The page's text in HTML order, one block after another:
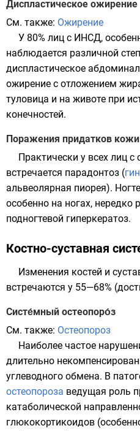
Диспластическое ожирение
См. также: Ожирение
У 80% лиц с ИНСД,
наблюдается различной
диспластическое
ожирение с отложением
туловица и на животе при
конечностей.
Поражения придатков кожи
Практически у всех лиц
встречается парадонтоз (
альвеолярная пиорея).
особенно на ногах, нередко
подногтевой гиперкератоз.
Костно-суставная
Изменения костей и
встречаются у 55—68%
Систе́мный остеопоро́з
См. также: Остеопороз
Наиболее частое
длительно
углеводного обмена. В
остеопороза ведущая роль
катаболической
глюкокортикоидов